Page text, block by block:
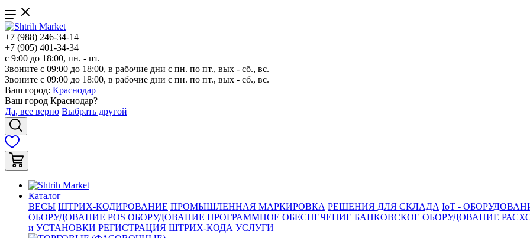
+7 (988) 246-34-14
+7 (905) 401-34-34
с 9:00 до 18:00, пн. - пт.
Звоните с 09:00 до 18:00, в рабочие дни с пн. по пт., вых - сб., вс.
Звоните с 09:00 до 18:00, в рабочие дни с пн. по пт., вых - сб., вс.
Ваш город: Краснодар
Ваш город Краснодар?
Да, все верно Выбрать другой
Каталог
ВЕСЫ ШТРИХ-КОДИРОВАНИЕ ПРОМЫШЛЕННАЯ МАРКИРОВКА РЕШЕНИЯ ДЛЯ СКЛАДА IoT -
ОБОРУДОВАНИЕ POS ОБОРУДОВАНИЕ ПРОГРАММНОЕ ОБЕСПЕЧЕНИЕ БАНКОВСКОЕ ОБОРУДОВАНИЕ
и УСТАНОВКИ РЕГИСТРАЦИЯ ШТРИХ-КОДА УСЛУГИ